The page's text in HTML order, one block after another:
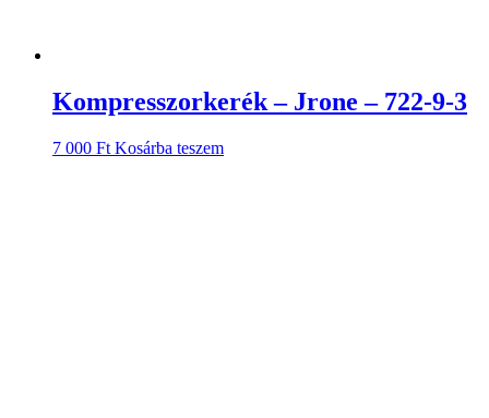
Kompresszorkerék – Jrone – 722-9-3
7 000 Ft Kosárba teszem